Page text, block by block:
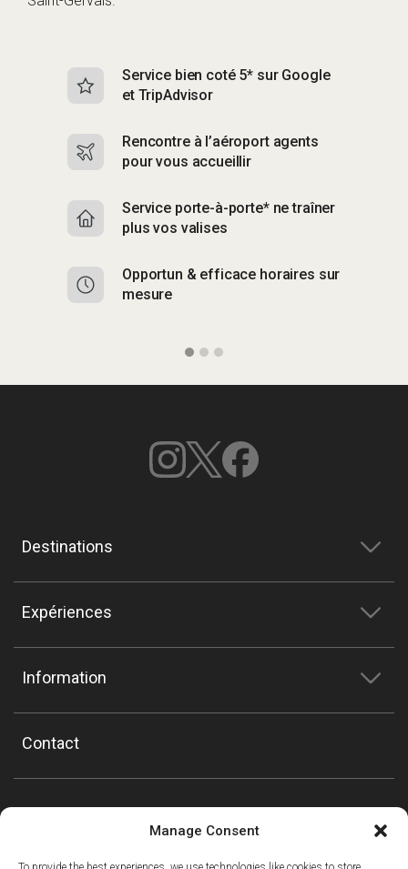
Manage Consent
Service bien coté 5* sur Google
et TripAdvisor
Rencontre à l’aéroport agents
pour vous accueillir
Service porte-à-porte* ne traîner
plus vos valises
Opportun & efficace horaires sur
mesure
Destinations
Expériences
Information
Contact